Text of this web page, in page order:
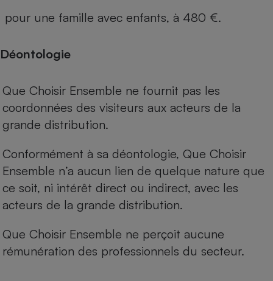
pour une famille avec enfants, à 480 €.
Déontologie
Que Choisir Ensemble ne fournit pas les
coordonnées des visiteurs aux acteurs de la
grande distribution.
Conformément à sa déontologie, Que Choisir
Ensemble n’a aucun lien de quelque nature que
ce soit, ni intérêt direct ou indirect, avec les
acteurs de la grande distribution.
Que Choisir Ensemble ne perçoit aucune
rémunération des professionnels du secteur.